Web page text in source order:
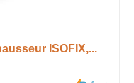
ISOFIX,...